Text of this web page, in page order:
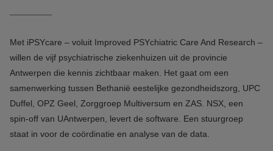
Met iPSYcare – voluit Improved PSYchiatric Care And Research –
willen de vijf psychiatrische ziekenhuizen uit de provincie
Antwerpen die kennis zichtbaar maken. Het gaat om een
samenwerking tussen Bethanië eestelijke gezondheidszorg, UPC
Duffel, OPZ Geel, Zorggroep Multiversum en ZAS. NSX, een
spin-off van UAntwerpen, levert de software. Een stuurgroep
staat in voor de coördinatie en analyse van de data.